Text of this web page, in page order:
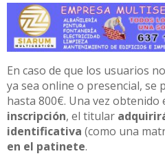
En caso de que los usuarios
ya sea online o presencial, se
hasta 800€. Una vez obtenido
inscripción, el titular
identificativa (como una
en el patinete.